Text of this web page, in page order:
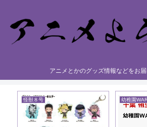
アニメとかのグッズ情報などをお
怪獣８号 幼稚園